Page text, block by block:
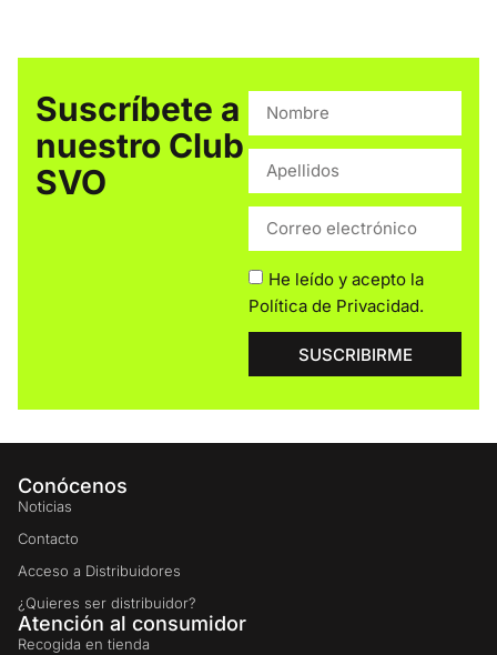
Suscríbete a
nuestro Club
SVO
He leído y acepto la
Política de Privacidad.
SUSCRIBIRME
Conócenos
Noticias
Contacto
Acceso a Distribuidores
¿Quieres ser distribuidor?
Atención al consumidor
Recogida en tienda